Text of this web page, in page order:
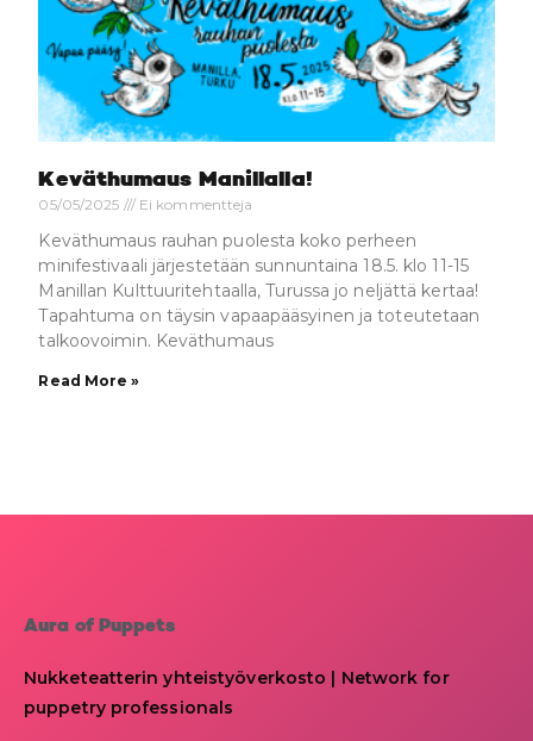
Keväthumaus Manillalla!
05/05/2025 Ei kommentteja
Keväthumaus rauhan puolesta koko perheen
minifestivaali järjestetään sunnuntaina 18.5. klo 11-15
Manillan Kulttuuritehtaalla, Turussa jo neljättä kertaa!
Tapahtuma on täysin vapaapääsyinen ja toteutetaan
talkoovoimin. Keväthumaus
Read More »
Aura of Puppets
Nukketeatterin yhteistyöverkosto | Network for
puppetry professionals